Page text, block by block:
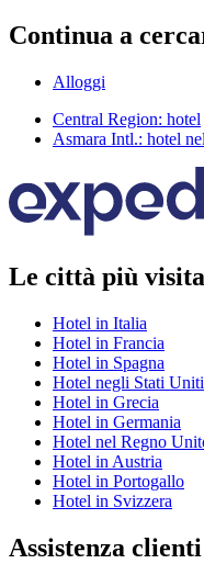
Continua a
Alloggi
Central Region: hotel
Asmara Intl.: hotel
Le città più
Hotel in Italia
Hotel in Francia
Hotel in Spagna
Hotel negli Stati Uniti
Hotel in Grecia
Hotel in Germania
Hotel nel Regno
Hotel in Austria
Hotel in Portogallo
Hotel in Svizzera
Assistenza